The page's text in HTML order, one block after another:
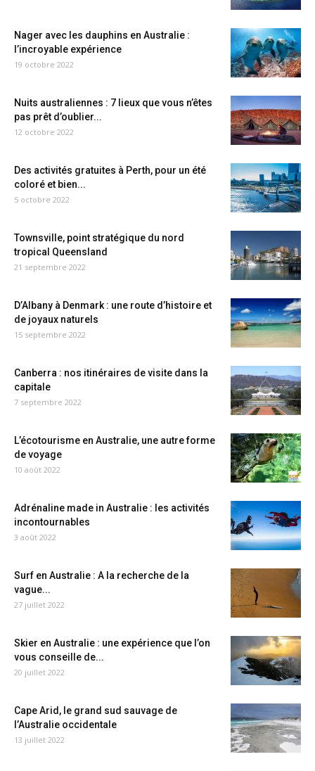
Nager avec les dauphins en Australie :
l’incroyable expérience
19 octobre 2022
Nuits australiennes : 7 lieux que vous n’êtes
pas prêt d’oublier...
12 octobre 2022
Des activités gratuites à Perth, pour un été
coloré et bien...
5 octobre 2022
Townsville, point stratégique du nord
tropical Queensland
21 septembre 2022
D’Albany à Denmark : une route d’histoire et
de joyaux naturels
15 septembre 2022
Canberra : nos itinéraires de visite dans la
capitale
7 septembre 2022
L’écotourisme en Australie, une autre forme
de voyage
10 août 2022
Adrénaline made in Australie : les activités
incontournables
3 août 2022
Surf en Australie : A la recherche de la
vague...
27 juillet 2022
Skier en Australie : une expérience que l’on
vous conseille de...
20 juillet 2022
Cape Arid, le grand sud sauvage de
l’Australie occidentale
13 juillet 2022